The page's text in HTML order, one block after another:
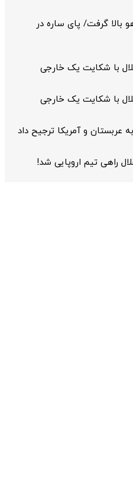
بالا گرفت/ پای ساره در
با شکایت یک خارجی
با شکایت یک خارجی
عربستان و آمریکا ترجیح داد
راهی تیم اروپایی شد!